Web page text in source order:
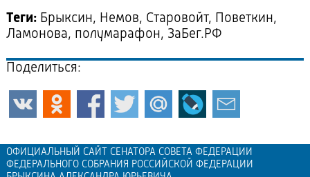
Теги:Брыксин, Немов, Старовойт, Поветкин,
Ламонова, полумарафон, ЗаБег.РФ
Поделиться:
ОФИЦИАЛЬНЫЙ САЙТ СЕНАТОРА СОВЕТА ФЕДЕРАЦИИ
ФЕДЕРАЛЬНОГО СОБРАНИЯ РОССИЙСКОЙ ФЕДЕРАЦИИ